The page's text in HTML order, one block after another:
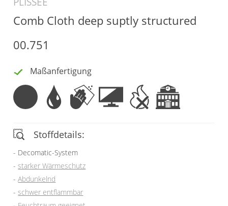
Vorhangschals
Kissen
Tischdecke
Gardinenstange
Stoffe
Panneaux
Comb Cloth deep suptly structured
00.751
Maßanfertigung
Stoffdetails:
Decomatic-System
starker Wärmeschutz
Abdunkelnd
schwer entflammbar